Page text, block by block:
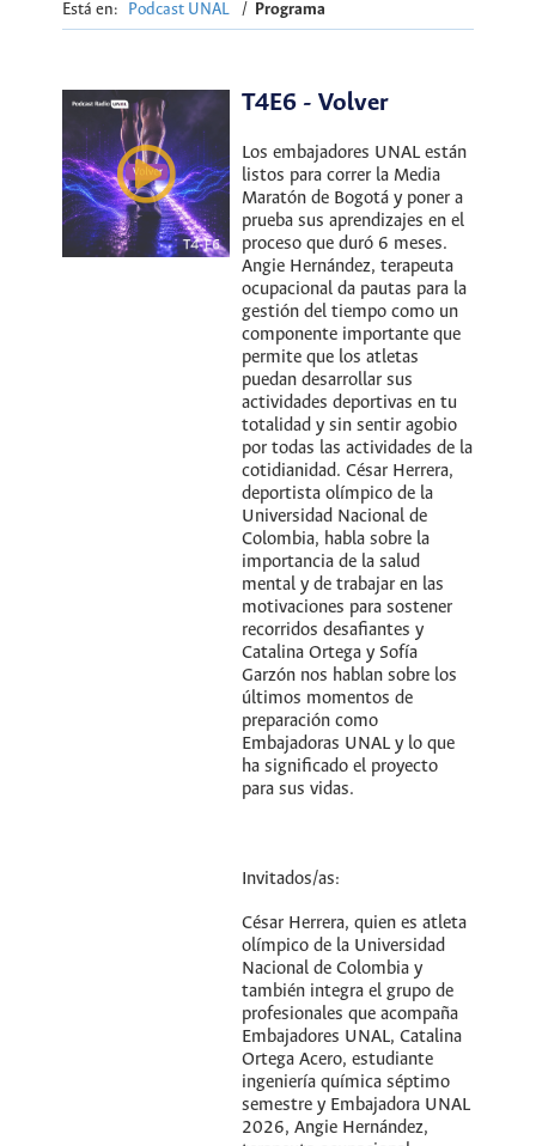
Está en: Podcast UNAL / Programa
T4E6 - Volver
Los embajadores UNAL están
listos para correr la Media
Maratón de Bogotá y poner a
prueba sus aprendizajes en el
proceso que duró 6 meses.
Angie Hernández, terapeuta
ocupacional da pautas para la
gestión del tiempo como un
componente importante que
permite que los atletas
puedan desarrollar sus
actividades deportivas en tu
totalidad y sin sentir agobio
por todas las actividades de la
cotidianidad. César Herrera,
deportista olímpico de la
Universidad Nacional de
Colombia, habla sobre la
importancia de la salud
mental y de trabajar en las
motivaciones para sostener
recorridos desafiantes y
Catalina Ortega y Sofía
Garzón nos hablan sobre los
últimos momentos de
preparación como
Embajadoras UNAL y lo que
ha significado el proyecto
para sus vidas.
Invitados/as:
César Herrera, quien es atleta
olímpico de la Universidad
Nacional de Colombia y
también integra el grupo de
profesionales que acompaña
Embajadores UNAL, Catalina
Ortega Acero, estudiante
ingeniería química séptimo
semestre y Embajadora UNAL
2026, Angie Hernández,